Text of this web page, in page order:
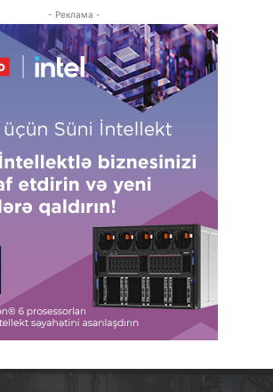
- Реклама -